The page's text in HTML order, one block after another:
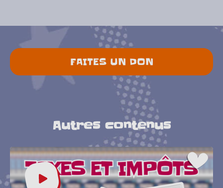
FAITES UN DON
Autres contenus